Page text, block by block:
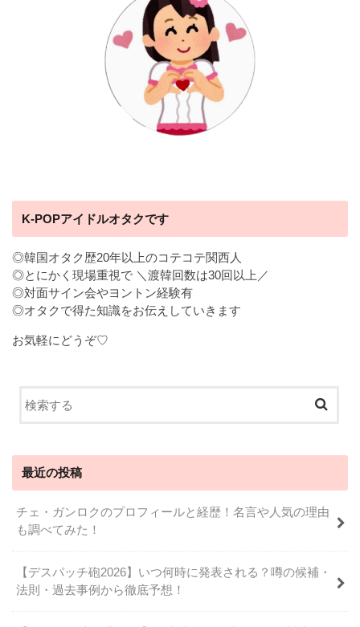
K-POPアイドルオタクです
◎韓国オタク歴20年以上のコテコテ関西人
◎とにかく現場重視で ＼渡韓回数は30回以上／
◎対面サイン会やヨントン経験有
◎オタクで得た知識をお伝えしていきます
お気軽にどうぞ♡
最近の投稿
チェ・ガンロクのプロフィールと経歴！名言や人気の理由
も調べてみた！
【デスパッチ砲2026】いつ何時に発表される？噂の候補・
法則・過去事例から徹底予想！